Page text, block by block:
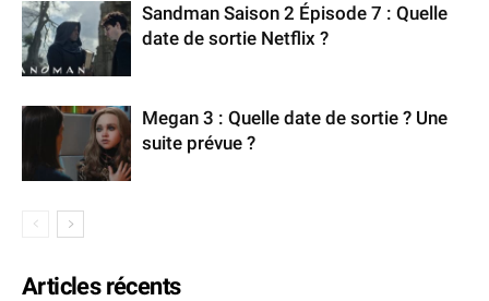
Sandman Saison 2 Épisode 7 : Quelle
date de sortie Netflix ?
Megan 3 : Quelle date de sortie ? Une
suite prévue ?
Articles récents